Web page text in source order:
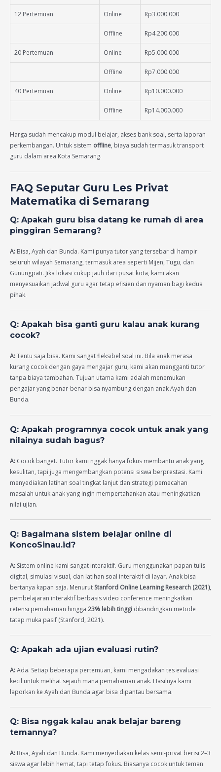
12 Pertemuan Online Rp3.000.000
Offline Rp4.200.000
20 Pertemuan Online Rp5.000.000
Offline Rp7.000.000
40 Pertemuan Online Rp10.000.000
Offline Rp14.000.000
Harga sudah mencakup modul belajar, akses bank soal, serta laporan
perkembangan. Untuk sistem offline, biaya sudah termasuk transport
guru dalam area Kota Semarang.
FAQ Seputar Guru Les Privat
Matematika di Semarang
Q: Apakah guru bisa datang ke rumah di area
pinggiran Semarang?
A: Bisa, Ayah dan Bunda. Kami punya tutor yang tersebar di hampir
seluruh wilayah Semarang, termasuk area seperti Mijen, Tugu, dan
Gunungpati. Jika lokasi cukup jauh dari pusat kota, kami akan
menyesuaikan jadwal guru agar tetap efisien dan nyaman bagi kedua
pihak.
Q: Apakah bisa ganti guru kalau anak kurang
cocok?
A:Tentu saja bisa. Kami sangat fleksibel soal ini. Bila anak merasa
kurang cocok dengan gaya mengajar guru, kami akan mengganti tutor
tanpa biaya tambahan. Tujuan utama kami adalah menemukan
pengajar yang benar-benar bisa nyambung dengan anak Ayah dan
Bunda.
Q: Apakah programnya cocok untuk anak yang
nilainya sudah bagus?
A: Cocok banget. Tutor kami nggak hanya fokus membantu anak yang
kesulitan, tapi juga mengembangkan potensi siswa berprestasi. Kami
menyediakan latihan soal tingkat lanjut dan strategi pemecahan
masalah untuk anak yang ingin mempertahankan atau meningkatkan
nilai ujian.
Q: Bagaimana sistem belajar online di
KoncoSinau.id?
A: Sistem online kami sangat interaktif. Guru menggunakan papan tulis
digital, simulasi visual, dan latihan soal interaktif di layar. Anak bisa
bertanya kapan saja. Menurut Stanford Online Learning Research (2021),
pembelajaran interaktif berbasis video conference meningkatkan
retensi pemahaman hingga 23% lebih tinggi dibandingkan metode
tatap muka pasif (Stanford, 2021).
Q: Apakah ada ujian evaluasi rutin?
A:Ada. Setiap beberapa pertemuan, kami mengadakan tes evaluasi
kecil untuk melihat sejauh mana pemahaman anak. Hasilnya kami
laporkan ke Ayah dan Bunda agar bisa dipantau bersama.
Q: Bisa nggak kalau anak belajar bareng
temannya?
A: Bisa, Ayah dan Bunda. Kami menyediakan kelas semi-privat berisi 2–3
siswa agar lebih hemat, tapi tetap fokus. Biasanya cocok untuk teman